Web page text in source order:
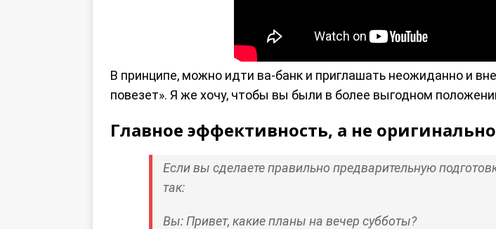
В принципе, можно идти ва-банк и приглашать неожиданно и
повезет». Я же хочу, чтобы вы были в более выгодном
Главное эффективность, а не
Если вы сделаете правильно предварительную
так:
Вы: Привет, какие планы на вечер субботы?